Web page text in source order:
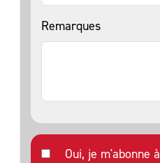
Remarques
Oui, je m'abonne